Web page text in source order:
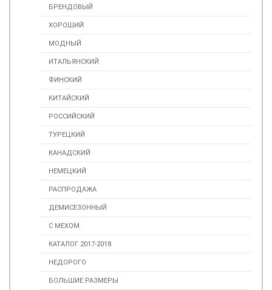
БРЕНДОВЫЙ
ХОРОШИЙ
МОДНЫЙ
ИТАЛЬЯНСКИЙ
ФИНСКИЙ
КИТАЙСКИЙ
РОССИЙСКИЙ
ТУРЕЦКИЙ
КАНАДСКИЙ
НЕМЕЦКИЙ
РАСПРОДАЖА
ДЕМИСЕЗОННЫЙ
С МЕХОМ
КАТАЛОГ 2017-2018
НЕДОРОГО
БОЛЬШИЕ РАЗМЕРЫ